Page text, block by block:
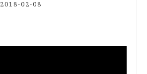
2018-02-08